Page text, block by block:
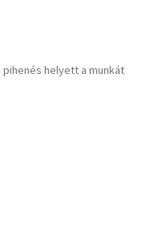
helyett a munkát